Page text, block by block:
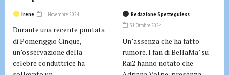
Irene 1 Novembre 2024
Durante una recente puntata
di Pomeriggio Cinque,
un’osservazione della
celebre conduttrice ha
Redazione Spetteguless
31 Ottobre 2024
Un’assenza che ha fatto
rumore. I fan di BellaMa’ su
Rai2 hanno notato che